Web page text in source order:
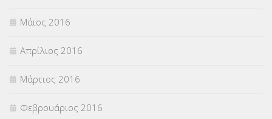
Μάιος 2016
Απρίλιος 2016
Μάρτιος 2016
Φεβρουάριος 2016